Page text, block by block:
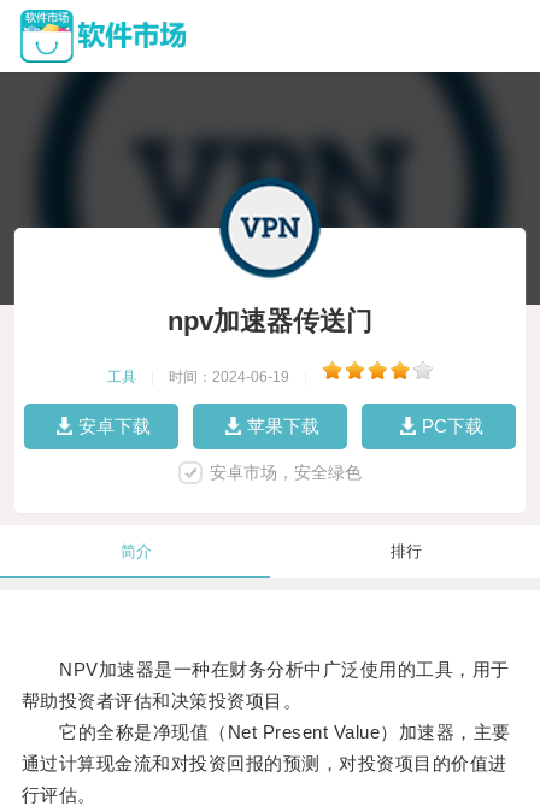
npv加速器传送门
工具 时间：2024-06-19
安卓下载 苹果下载 PC下载
安卓市场，安全绿色
简介 排行
NPV加速器是一种在财务分析中广泛使用的工具，用于
帮助投资者评估和决策投资项目。
它的全称是净现值（Net Present Value）加速器，主要
通过计算现金流和对投资回报的预测，对投资项目的价值进
行评估。